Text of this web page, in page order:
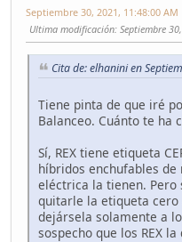
Septiembre 30, 2021, 11:48:00 AM
Ultima modificación: Septiembre
Cita de: elhanini en
Tiene pinta de que iré
Balanceo. Cuánto te ha
Sí, REX tiene etiqueta
híbridos enchufables
eléctrica la tienen.
quitarle la etiqueta cero
dejársela solamente a
sospecho que los REX